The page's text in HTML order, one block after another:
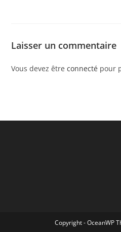
Laisser un commentaire
Vous devez êtreconnecté pour
Copyright - OceanWP